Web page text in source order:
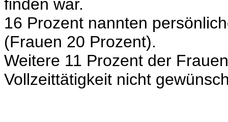
finden war.
16 Prozent nannten
(Frauen 20 Prozent).
Weitere 11 Prozent der
Vollzeittätigkeit nicht